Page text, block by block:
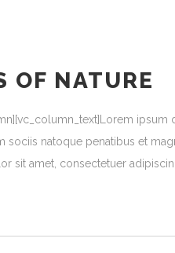
OF NATURE
sociis natoque penatibus et
sit amet, consectetuer